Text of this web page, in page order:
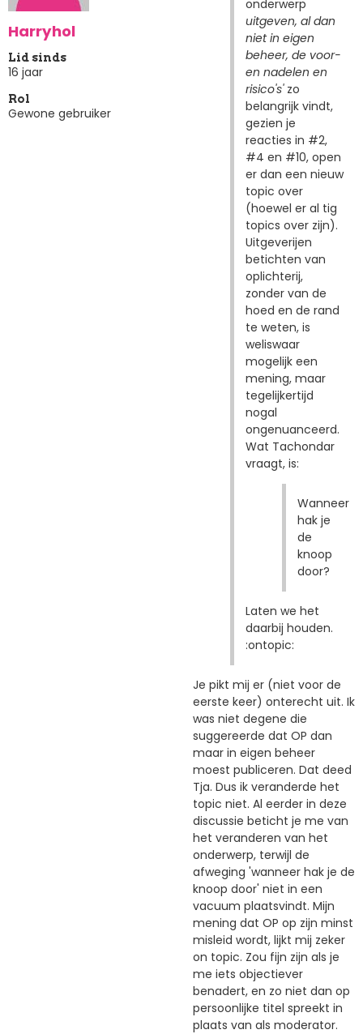
Harryhol
Lid sinds
16 jaar
Rol
Gewone gebruiker
onderwerp
uitgeven, al dan
niet in eigen
beheer, de voor-
en nadelen en
risico's'zo
belangrijk vindt,
gezien je
reacties in #2,
#4 en #10, open
er dan een nieuw
topic over
(hoewel er al tig
topics over zijn).
Uitgeverijen
betichten van
oplichterij,
zonder van de
hoed en de rand
te weten, is
weliswaar
mogelijk een
mening, maar
tegelijkertijd
nogal
ongenuanceerd.
Wat Tachondar
vraagt, is:
Wanneer
hak je
de
knoop
door?
Laten we het
daarbij houden.
:ontopic:
Je pikt mij er (niet voor de
eerste keer) onterecht uit. Ik
was niet degene die
suggereerde dat OP dan
maar in eigen beheer
moest publiceren. Dat deed
Tja. Dus ik veranderde het
topic niet. Al eerder in deze
discussie beticht je me van
het veranderen van het
onderwerp, terwijl de
afweging 'wanneer hak je de
knoop door' niet in een
vacuum plaatsvindt. Mijn
mening dat OP op zijn minst
misleid wordt, lijkt mij zeker
on topic. Zou fijn zijn als je
me iets objectiever
benadert, en zo niet dan op
persoonlijke titel spreekt in
plaats van als moderator.